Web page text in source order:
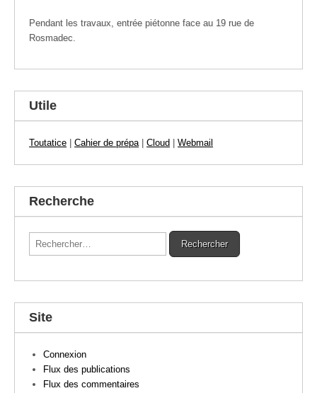
Pendant les travaux, entrée piétonne face au 19 rue de
Rosmadec.
Utile
Toutatice Cahier de prépa Cloud Webmail
Recherche
Site
Connexion
Flux des publications
Flux des commentaires